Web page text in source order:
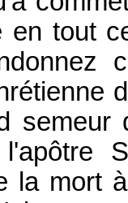
en tout
semeur
la mort